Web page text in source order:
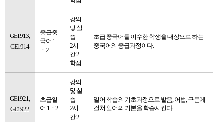
GE1913,
GE1914
중급중
국어 1
ㆍ2
강의
및 실
습
2시
간 2
학점
초급 중국어를 이수한 학생을 대상으로 하는
중국어의 중급과정이다.
GE1921,
GE1922
초급일
어 1ㆍ2
강의
및 실
습
2시
간 2
일어 학습의 기초과정으로 발음, 어법, 구문에
걸쳐 일어의 기본을 학습시킨다.